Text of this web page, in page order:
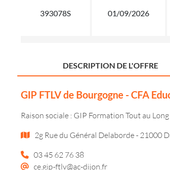
393078S 01/09/2026
DESCRIPTION DE L'OFFRE
GIP FTLV de Bourgogne - CFA
Raison sociale : GIP Formation Tout au
2g Rue du Général Delaborde - 21000
03 45 62 76 38
ce.gip-ftlv@ac-dijon.fr